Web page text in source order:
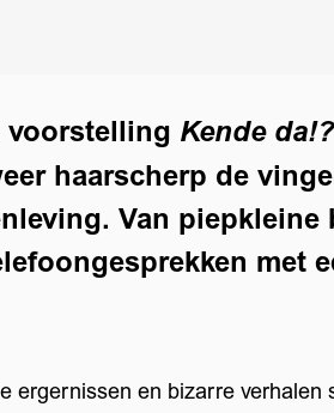
voorstelling Kende da!?
haarscherp de
Van
met
ergernissen en bizarre verhalen